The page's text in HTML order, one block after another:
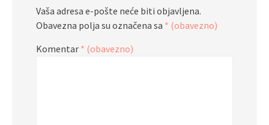
Vaša adresa e-pošte neće biti objavljena.
Obavezna polja su označena sa * (obavezno)
Komentar * (obavezno)